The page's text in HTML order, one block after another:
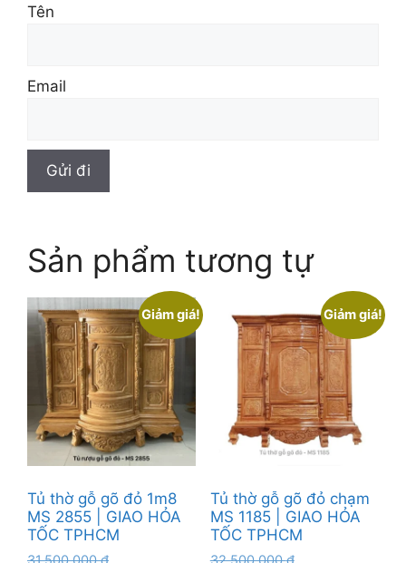
Tên
Email
Sản phẩm tương tự
Giảm giá!
Tủ thờ gỗ gõ đỏ 1m8
MS 2855 | GIAO HỎA
TỐC TPHCM
Giá
Giảm giá!
Tủ thờ gỗ gõ đỏ chạm
MS 1185 | GIAO HỎA
TỐC TPHCM
Giá